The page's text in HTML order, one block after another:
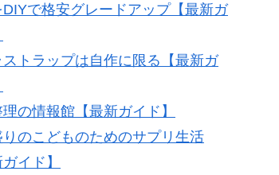
で格安グレードアップ【最新ガ
ストラップは自作に限る【最新ガ
の情報館【最新ガイド】
のこどものためのサプリ生活
ガイド】